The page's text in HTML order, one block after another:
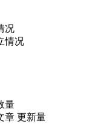
况
情况
量
章 更新量